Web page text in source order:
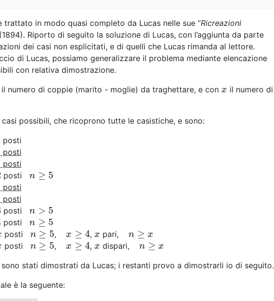
trattato in modo quasi completo da Lucas nelle sue “Ricreazioni
(1894). Riporto di seguito la soluzione di Lucas, con l’aggiunta da parte
dei casi non esplicitati, e di quelli che Lucas rimanda al lettore.
di Lucas, possiamo generalizzare il problema mediante elencazione
con relativa dimostrazione.
numero di coppie (marito - moglie) da traghettare, e con x
x il numero di
possibili, che ricoprono tutte le casistiche, e sono:
posti
posti
posti
postin ≥ 5
n≥5
posti
posti
postin > 5
n>5
postin ≥ 5
n≥5
posti n ≥ 5
n≥5 , x ≥ 4
4 ,x
x pari, n ≥ x
x
posti n ≥ 5
n≥5 , x ≥ 4
4 ,x
x dispari, n ≥ x
x
stati dimostrati da Lucas; i restanti provo a dimostrarli io di seguito.
è la seguente: